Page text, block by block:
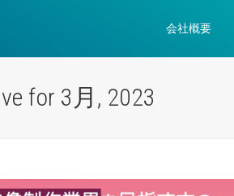
会社概要
for 3月, 2023